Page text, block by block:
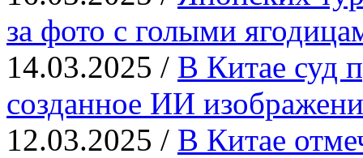
за фото с голыми
14.03.2025 / В Китае суд
созданное ИИ
12.03.2025 / В Китае